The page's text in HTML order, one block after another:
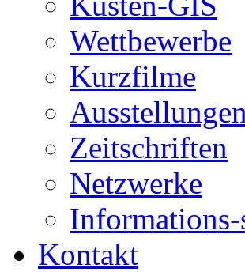
Wettbewerbe
Kurzfilme
Ausstellungen
Zeitschriften
Netzwerke
Kontakt